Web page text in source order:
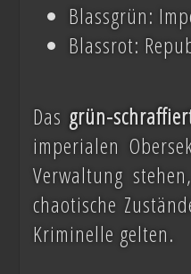
Blassgrün:
Blassrot:
Das grün-
imperialen
Verwaltung
chaotische
Kriminelle gelten.